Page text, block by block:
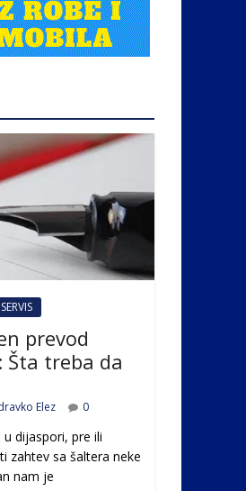
SERVIS
prevod
treba da
Elez 0
dijaspori, pre ili
zahtev sa šaltera neke
nam je